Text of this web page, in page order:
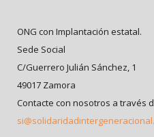
ONG con Implantación estatal.
Sede Social
C/Guerrero Julián Sánchez, 1
49017 Zamora
Contacte con nosotros a través